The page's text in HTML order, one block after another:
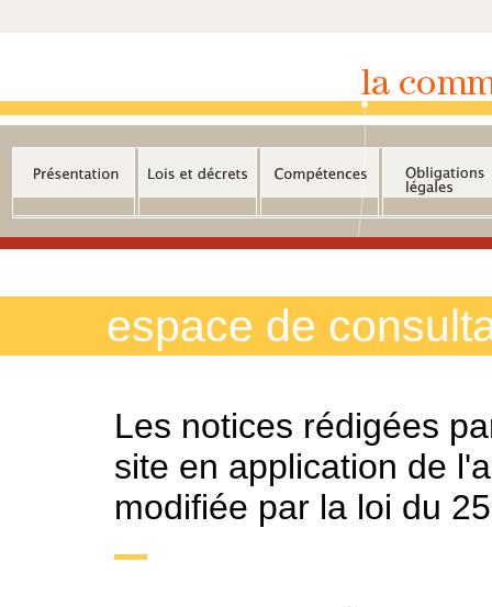
espace de
Les notices rédigées
site en application de
modifiée par la loi du